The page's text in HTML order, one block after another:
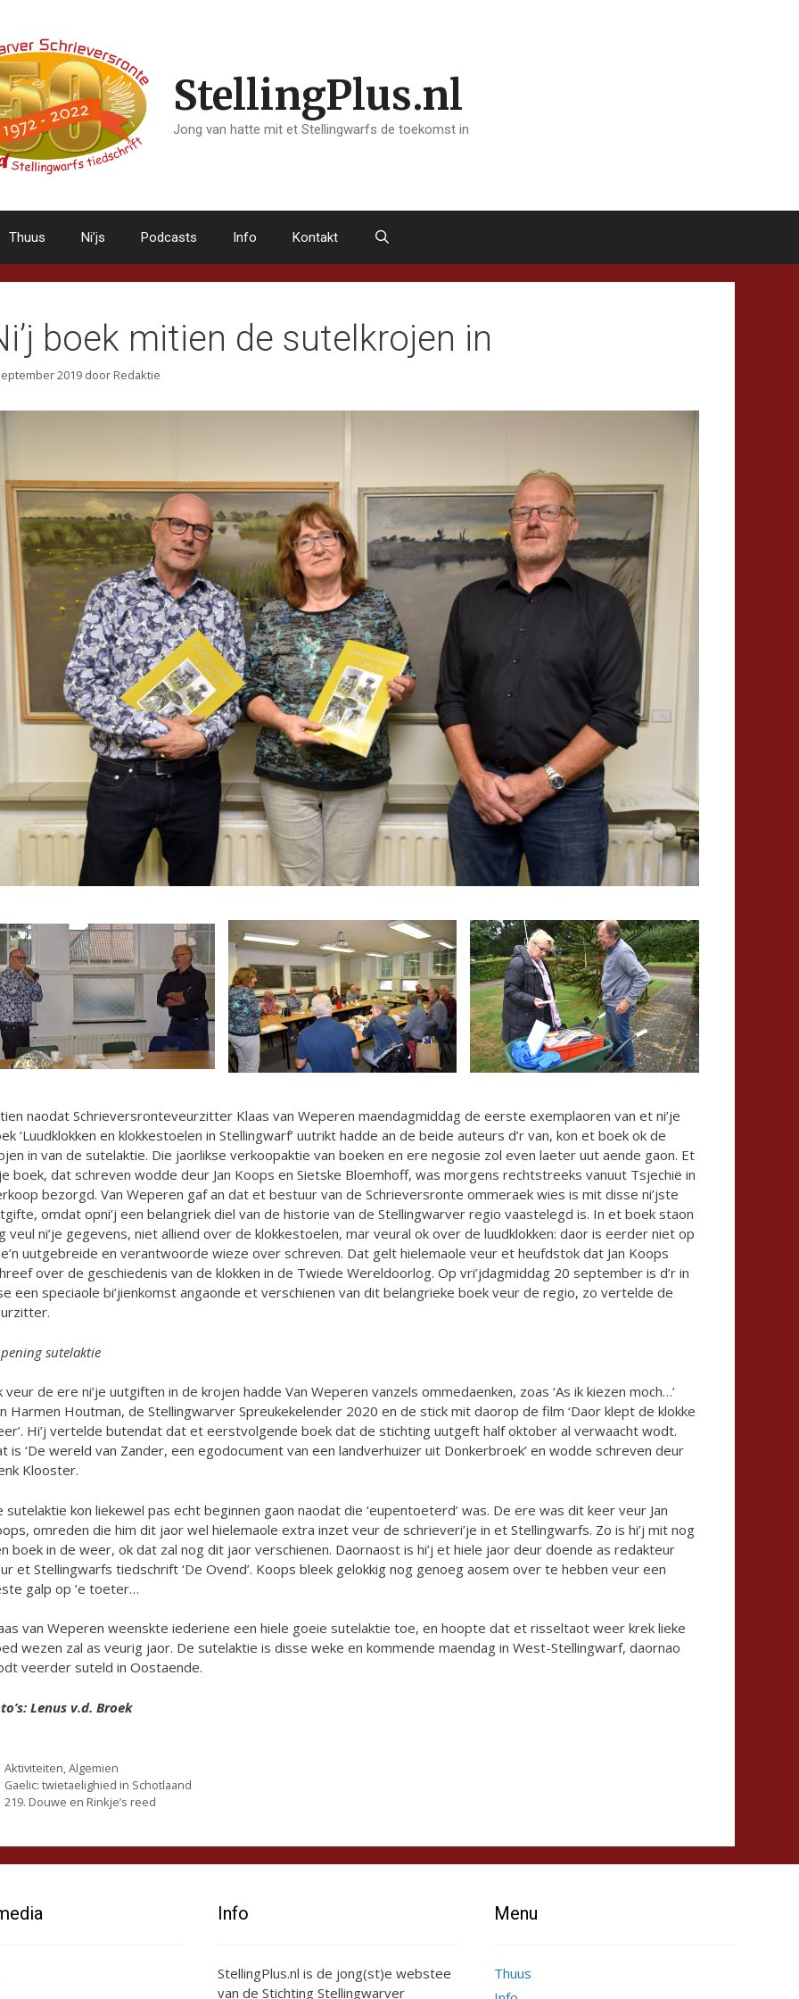
StellingPlus.nl
Jong van hatte mit et Stellingwarfs de toekomst in
Thuus Ni’js Podcasts Info Kontakt
boek mitien de sutelkrojen in
2019 door Redaktie
naodat Schrieversronteveurzitter Klaas van Weperen maendagmiddag de eerste exemplaoren van et ni’je
‘Luudklokken en klokkestoelen in Stellingwarf’ uutrikt hadde an de beide auteurs d’r van, kon et boek ok de
in van de sutelaktie. Die jaorlikse verkoopaktie van boeken en ere negosie zol even laeter uut aende gaon. Et
boek, dat schreven wodde deur Jan Koops en Sietske Bloemhoff, was morgens rechtstreeks vanuut Tsjechië in
bezorgd. Van Weperen gaf an dat et bestuur van de Schrieversronte ommeraek wies is mit disse ni’jste
omdat opni’j een belangriek diel van de historie van de Stellingwarver regio vaastelegd is. In et boek staon
veul ni’je gegevens, niet alliend over de klokkestoelen, mar veural ok over de luudklokken: daor is eerder niet op
uutgebreide en verantwoorde wieze over schreven. Dat gelt hielemaole veur et heufdstok dat Jan Koops
over de geschiedenis van de klokken in de Twiede Wereldoorlog. Op vri’jdagmiddag 20 september is d’r in
een speciaole bi’jienkomst angaonde et verschienen van dit belangrieke boek veur de regio, zo vertelde de
sutelaktie
veur de ere ni’je uutgiften in de krojen hadde Van Weperen vanzels ommedaenken, zoas ‘As ik kiezen moch…’
Harmen Houtman, de Stellingwarver Spreukekelender 2020 en de stick mit daorop de film ‘Daor klept de klokke
Hi’j vertelde butendat dat et eerstvolgende boek dat de stichting uutgeft half oktober al verwaacht wodt.
is ‘De wereld van Zander, een egodocument van een landverhuizer uit Donkerbroek’ en wodde schreven deur
Klooster.
sutelaktie kon liekewel pas echt beginnen gaon naodat die ‘eupentoeterd’ was. De ere was dit keer veur Jan
omreden die him dit jaor wel hielemaole extra inzet veur de schrieveri’je in et Stellingwarfs. Zo is hi’j mit nog
boek in de weer, ok dat zal nog dit jaor verschienen. Daornaost is hi’j et hiele jaor deur doende as redakteur
et Stellingwarfs tiedschrift ‘De Ovend’. Koops bleek gelokkig nog genoeg aosem over te hebben veur een
galp op ’e toeter…
van Weperen weenskte iederiene een hiele goeie sutelaktie toe, en hoopte dat et risseltaot weer krek lieke
wezen zal as veurig jaor. De sutelaktie is disse weke en kommende maendag in West-Stellingwarf, daornao
veerder suteld in Oostaende.
Lenus v.d. Broek
Categorieën
Aktiviteiten,Algemien
Gaelic: twietaelighied in Schotlaand
219. Douwe en Rinkje’s reed
Info
StellingPlus.nl is de jong(st)e webstee
van de Stichting Stellingwarver
Menu
Thuus